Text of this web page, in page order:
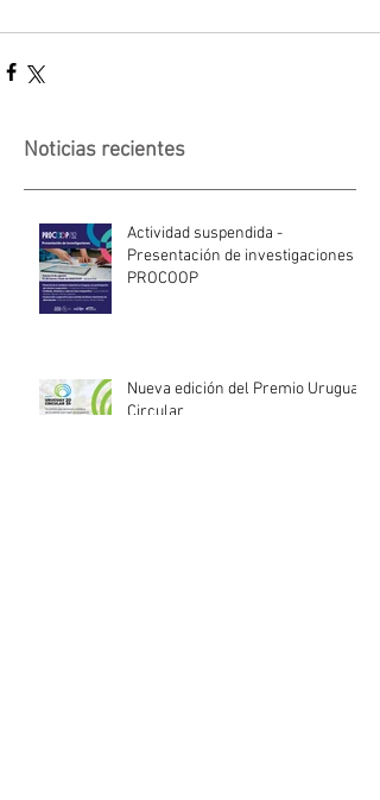
Noticias recientes
Actividad suspendida -
Presentación de investigaciones -
PROCOOP
Nueva edición del Premio Uruguay
Circular